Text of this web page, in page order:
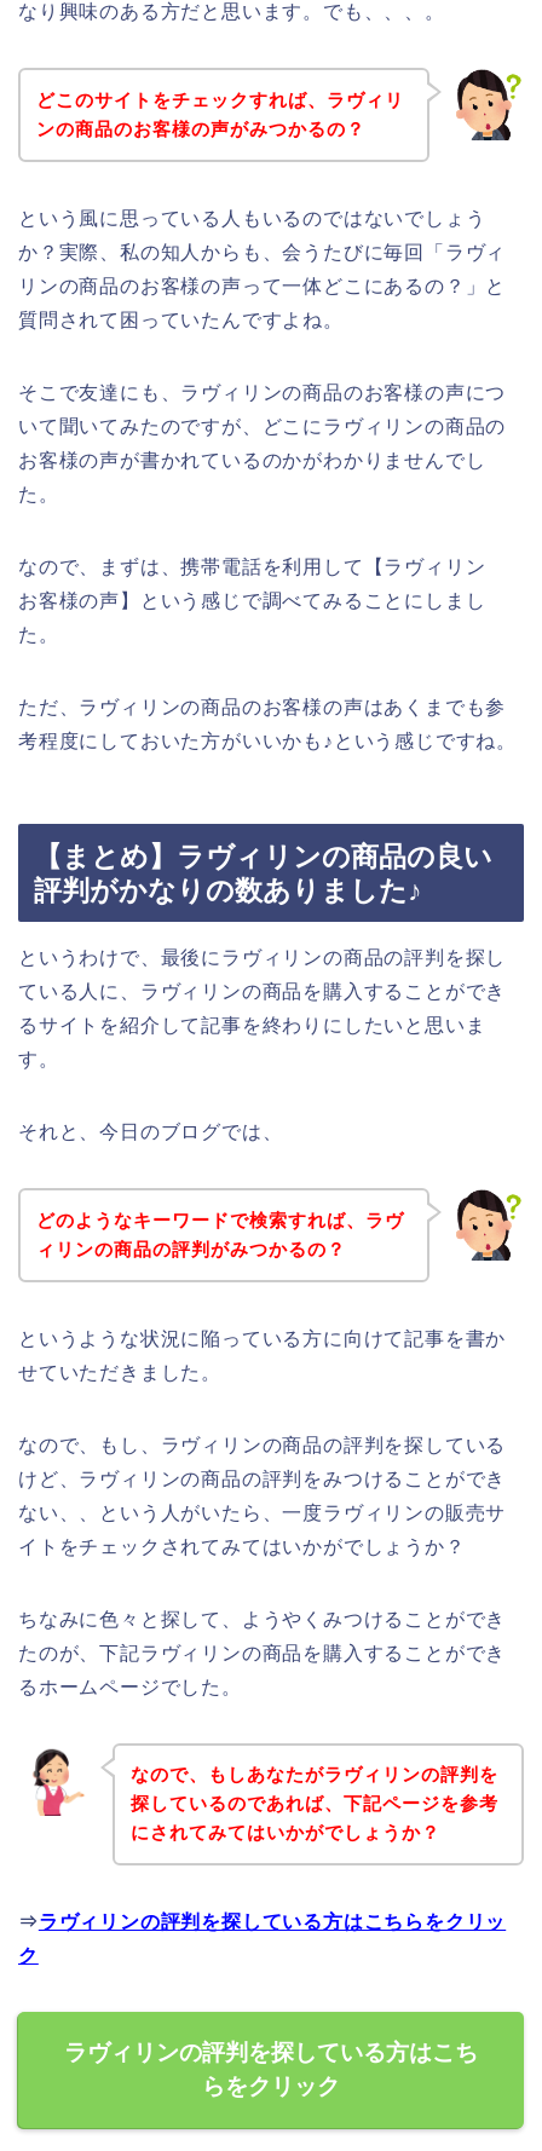
なり興味のある方だと思います。でも、、、。
どこのサイトをチェックすれば、ラヴィリ
ンの商品のお客様の声がみつかるの？
という風に思っている人もいるのではないでしょう
か？実際、私の知人からも、会うたびに毎回「ラヴィ
リンの商品のお客様の声って一体どこにあるの？」と
質問されて困っていたんですよね。
そこで友達にも、ラヴィリンの商品のお客様の声につ
いて聞いてみたのですが、どこにラヴィリンの商品の
お客様の声が書かれているのかがわかりませんでし
た。
なので、まずは、携帯電話を利用して【ラヴィリン
お客様の声】という感じで調べてみることにしまし
た。
ただ、ラヴィリンの商品のお客様の声はあくまでも参
考程度にしておいた方がいいかも♪という感じですね。
【まとめ】ラヴィリンの商品の良い
評判がかなりの数ありました♪
というわけで、最後にラヴィリンの商品の評判を探し
ている人に、ラヴィリンの商品を購入することができ
るサイトを紹介して記事を終わりにしたいと思いま
す。
それと、今日のブログでは、
どのようなキーワードで検索すれば、ラヴ
ィリンの商品の評判がみつかるの？
というような状況に陥っている方に向けて記事を書か
せていただきました。
なので、もし、ラヴィリンの商品の評判を探している
けど、ラヴィリンの商品の評判をみつけることができ
ない、、という人がいたら、一度ラヴィリンの販売サ
イトをチェックされてみてはいかがでしょうか？
ちなみに色々と探して、ようやくみつけることができ
たのが、下記ラヴィリンの商品を購入することができ
るホームページでした。
なので、もしあなたがラヴィリンの評判を
探しているのであれば、下記ページを参考
にされてみてはいかがでしょうか？
⇒ラヴィリンの評判を探している方はこちらをクリッ
ク
ラヴィリンの評判を探している方はこち
らをクリック